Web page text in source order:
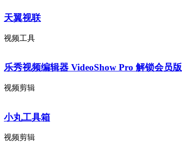
天翼视联
视频工具
乐秀视频编辑器 VideoShow Pro 解锁会员版
视频剪辑
小丸工具箱
视频剪辑